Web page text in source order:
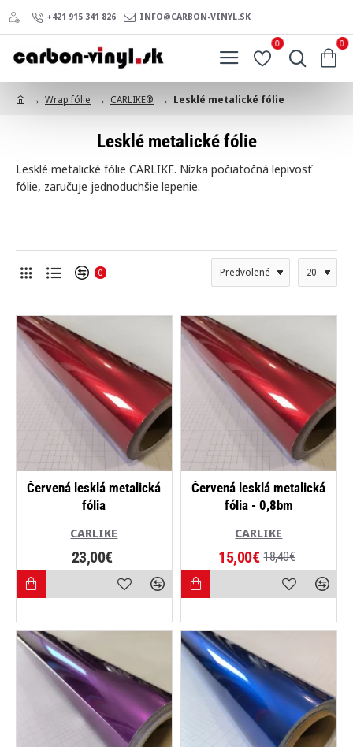
+421 915 341 826 INFO@CARBON-VINYL.SK
0 0
Wrap fólie CARLIKE® Lesklé metalické fólie
Lesklé metalické fólie
Lesklé metalické fólie CARLIKE. Nízka počiatočná lepivosť
fólie, zaručuje jednoduchšie lepenie.
0
CARLIKE
Červená lesklá metalická
fólia
23,00€
-18%
CARLIKE
Červená lesklá metalická
fólia - 0,8bm
15,00€ 18,40€